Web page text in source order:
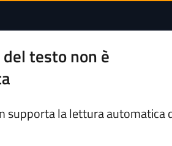
Vivere Rogno
testo non è
supporta la lettura automatica